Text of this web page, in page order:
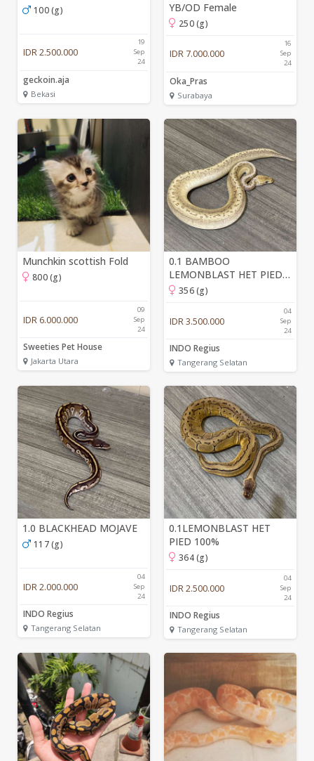
100 (g)
IDR 2.500.000
19
Sep
24
geckoin.aja
Bekasi
YB/OD Female
250 (g)
IDR 7.000.000
16
Sep
24
Oka_Pras
Surabaya
Munchkin scottish Fold
800 (g)
IDR 6.000.000
09
Sep
24
Sweeties Pet House
Jakarta Utara
0.1 BAMBOO
LEMONBLAST HET PIED
100%
356 (g)
IDR 3.500.000
04
Sep
24
INDO Regius
Tangerang Selatan
1.0 BLACKHEAD MOJAVE
117 (g)
IDR 2.000.000
04
Sep
24
INDO Regius
Tangerang Selatan
0.1LEMONBLAST HET
PIED 100%
364 (g)
IDR 2.500.000
04
Sep
24
INDO Regius
Tangerang Selatan